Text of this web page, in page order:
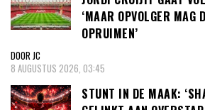
‘MAAR OPVOLGER MAG
OPRUIMEN’
DOOR JC
8 AUGUSTUS 2026, 03:45
STUNT IN DE MAAK: